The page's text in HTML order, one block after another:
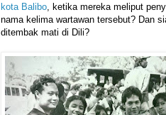
kota Balibo , ketika mereka meliput
nama kelima wartawan tersebut? Dan
ditembak mati di Dili?